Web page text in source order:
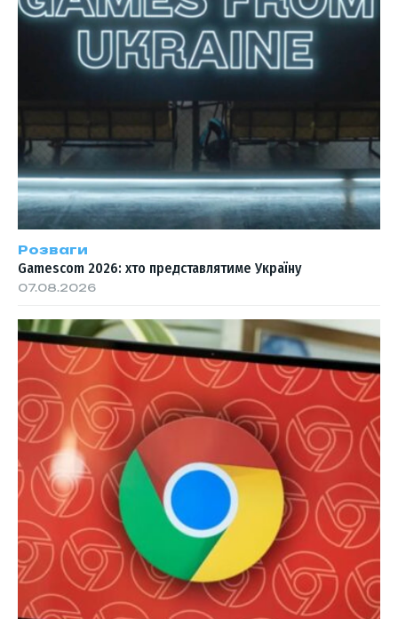
Розваги
Gamescom 2026: хто представлятиме Україну
07.08.2026